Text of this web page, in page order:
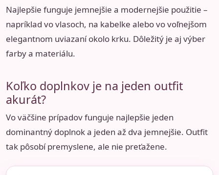
Najlepšie funguje jemnejšie a modernejšie použitie –
napríklad vo vlasoch, na kabelke alebo vo voľnejšom
elegantnom uviazaní okolo krku. Dôležitý je aj výber
farby a materiálu.
Koľko doplnkov je na jeden outfit
akurát?
Vo väčšine prípadov funguje najlepšie jeden
dominantný doplnok a jeden až dva jemnejšie. Outfit
tak pôsobí premyslene, ale nie preťažene.